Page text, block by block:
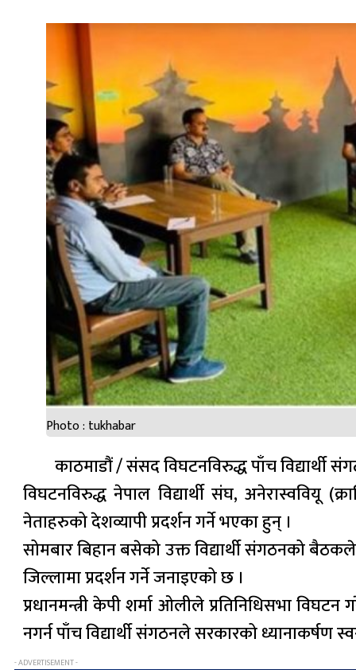
Photo : tukhabar
काठमाडौं / संसद विघटनविरुद्ध पाँच विद्यार्थी
विघटनविरुद्ध नेपाल विद्यार्थी संघ, अनेरास्ववियू
नेताहरुको देशव्यापी प्रदर्शन गर्ने भएका हुन् ।
सोमबार बिहान बसेको उक्त विद्यार्थी संगठनको
जिल्लामा प्रदर्शन गर्ने जनाइएको छ ।
प्रधानमन्त्री केपी शर्मा ओलीले प्रतिनिधिसभा
नगर्न पाँच विद्यार्थी संगठनले सरकारको ध्यानाकर्षण
- ADVERTISEMENT -